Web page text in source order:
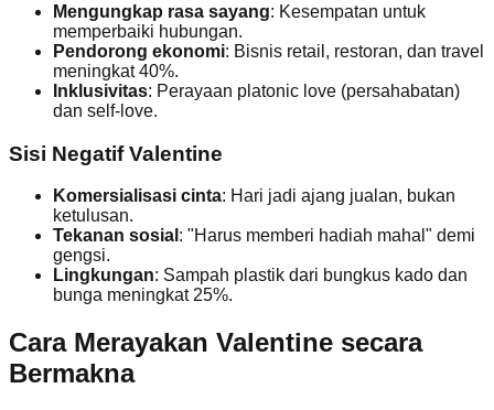
Mengungkap rasa sayang: Kesempatan untuk
memperbaiki hubungan.
Pendorong ekonomi: Bisnis retail, restoran, dan travel
meningkat 40%.
Inklusivitas: Perayaan platonic love (persahabatan)
dan self-love.
Sisi Negatif Valentine
Komersialisasi cinta: Hari jadi ajang jualan, bukan
ketulusan.
Tekanan sosial : "Harus memberi hadiah mahal" demi
gengsi.
Lingkungan: Sampah plastik dari bungkus kado dan
bunga meningkat 25%.
Cara Merayakan Valentine secara
Bermakna